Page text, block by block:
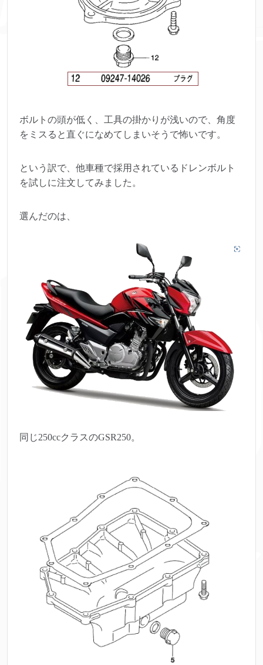
ボルトの頭が低く、工具の掛かりが浅いので、角度
をミスると直ぐになめてしまいそうで怖いです。
という訳で、他車種で採用されているドレンボルト
を試しに注文してみました。
選んだのは、
同じ250ccクラスのGSR250。